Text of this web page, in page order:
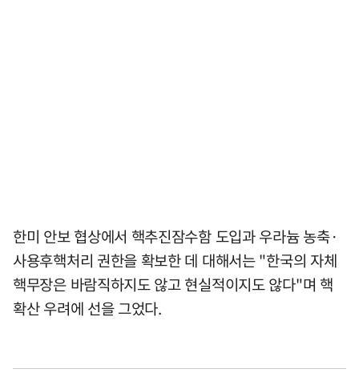
한미 안보 협상에서 핵추진잠수함 도입과 우라늄 농축·
사용후핵처리 권한을 확보한 데 대해서는 "한국의 자체
핵무장은 바람직하지도 않고 현실적이지도 않다"며 핵
확산 우려에 선을 그었다.